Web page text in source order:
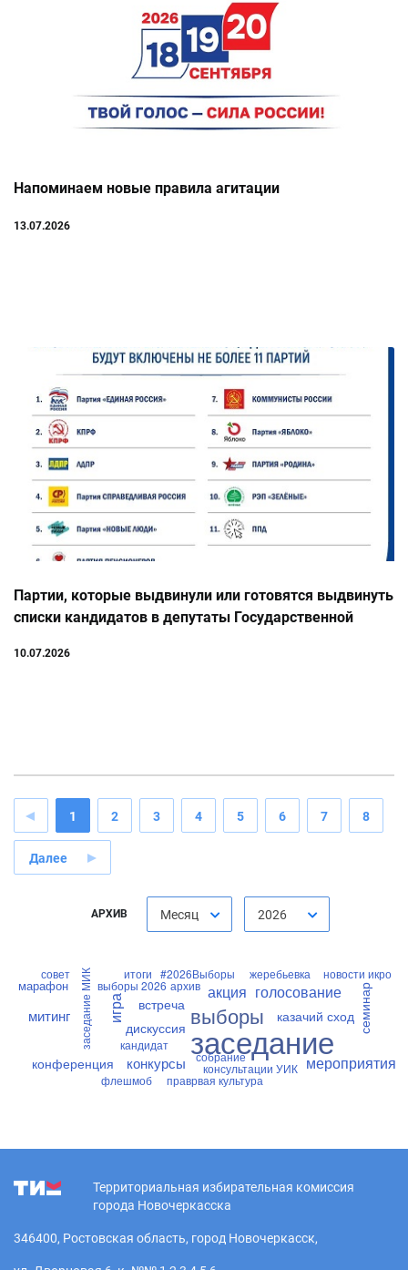
Напоминаем новые правила агитации
13.07.2026
Партии, которые выдвинули или готовятся выдвинуть
списки кандидатов в депутаты Государственной
10.07.2026
1 2 3 4 5 6 7 8
Далее
АРХИВ Месяц 2026
#2026Выборы
акция
архив
встреча выборы
выборы 2026 голосование
дискуссия
жеребьевка
заседание
заседание МИК игра
итоги
казачий сход
кандидат
конкурсы консультации УИК
конференция
марафон
мероприятия
митинг
новости икро
праврвая культура
семинар
собрание
совет
флешмоб
Территориальная избирательная комиссия
города Новочеркасска
346400, Ростовская область, город Новочеркасск,